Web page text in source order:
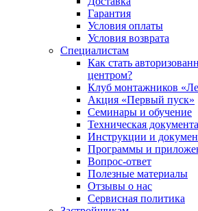
Гарантия
Условия оплаты
Условия возврата
Специалистам
Как стать
центром?
Клуб монтажников
Акция «Первый пуск»
Семинары и обучение
Техническая
Инструкции и
Программы и
Вопрос-ответ
Полезные материалы
Отзывы о нас
Сервисная политика